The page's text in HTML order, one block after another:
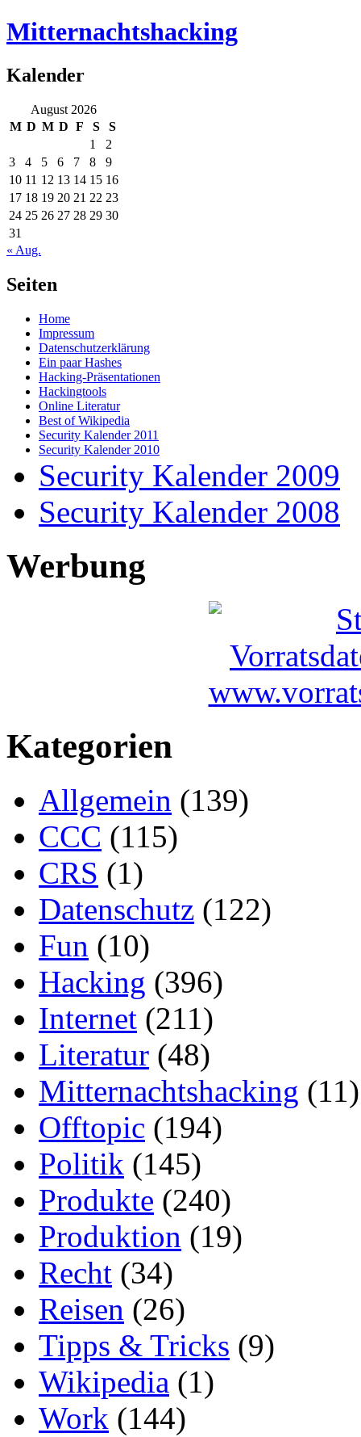
Mitternachtshacking
Kalender
August 2026
M D M D F S
S
1
2
3
4 5 6 7 8
9
10 11 12 13 14 15 16
17 18 19 20 21 22 23
24 25 26 27 28 29 30
31
« Aug.
Seiten
Home
Impressum
Datenschutzerklärung
Ein paar Hashes
Hacking-Präsentationen
Hackingtools
Online Literatur
Best of Wikipedia
Security Kalender 2011
Security Kalender 2010
Security Kalender 2009
Security Kalender 2008
Werbung
Kategorien
Allgemein (139)
CCC (115)
CRS (1)
Datenschutz (122)
Fun (10)
Hacking (396)
Internet (211)
Literatur (48)
Mitternachtshacking (11)
Offtopic (194)
Politik (145)
Produkte (240)
Produktion (19)
Recht (34)
Reisen (26)
Tipps & Tricks (9)
Wikipedia (1)
Work (144)